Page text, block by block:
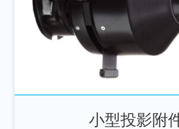
小型投影附